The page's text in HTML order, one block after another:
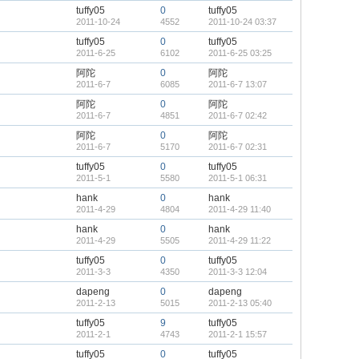
tuffy05
2011-10-24
0
4552
tuffy05
2011-10-24 03:37
tuffy05
2011-6-25
0
6102
tuffy05
2011-6-25 03:25
阿陀
2011-6-7
0
6085
阿陀
2011-6-7 13:07
阿陀
2011-6-7
0
4851
阿陀
2011-6-7 02:42
阿陀
2011-6-7
0
5170
阿陀
2011-6-7 02:31
tuffy05
2011-5-1
0
5580
tuffy05
2011-5-1 06:31
hank
2011-4-29
0
4804
hank
2011-4-29 11:40
hank
2011-4-29
0
5505
hank
2011-4-29 11:22
tuffy05
2011-3-3
0
4350
tuffy05
2011-3-3 12:04
dapeng
2011-2-13
0
5015
dapeng
2011-2-13 05:40
tuffy05
2011-2-1
9
4743
tuffy05
2011-2-1 15:57
tuffy05 0 tuffy05